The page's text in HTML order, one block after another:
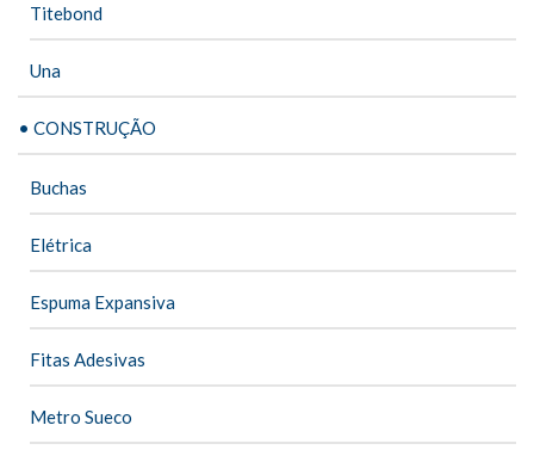
Titebond
Una
• CONSTRUÇÃO
Buchas
Elétrica
Espuma Expansiva
Fitas Adesivas
Metro Sueco